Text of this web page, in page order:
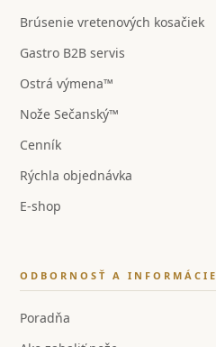
Brúsenie vretenových kosačiek
Gastro B2B servis
Ostrá výmena™
Nože Sečanský™
Cenník
Rýchla objednávka
E-shop
ODBORNOSŤ A INFORMÁCIE
Poradňa